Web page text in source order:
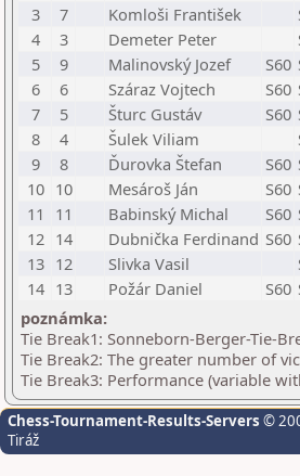
3
7 Komloši František
4
3 Demeter Peter
5
9 Malinovský Jozef S60
6
6 Száraz Vojtech S60
7
5 Šturc Gustáv S60
8
4 Šulek Viliam
9
8 Ďurovka Štefan S60
10 10 Mesároš Ján S60
11
11 Babinský Michal S60
12 14 Dubnička Ferdinand S60
13 12 Slivka Vasil
14 13 Požár Daniel S60
poznámka:
Tie Break1: Sonneborn-Berger-Tie-
Tie Break2: The greater number of
Tie Break3: Performance (variable
Chess-Tournament-Results-Servers ©
Tiráž